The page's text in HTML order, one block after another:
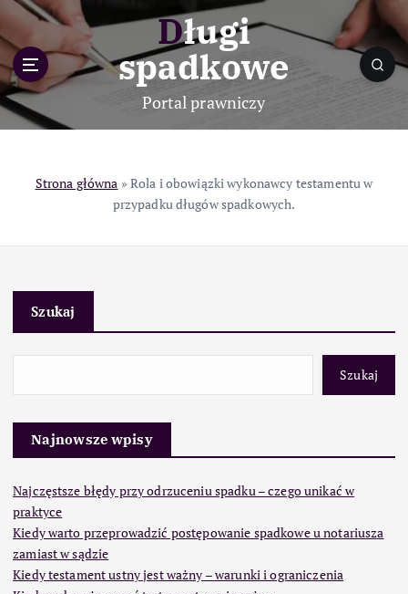
p
o
c
Długi
spadkowe
Portal prawniczy
Strona główna » Rola i obowiązki wykonawcy testamentu w
przypadku długów spadkowych.
Szukaj
Szukaj
Najnowsze wpisy
Najczęstsze błędy przy odrzuceniu spadku – czego unikać w
praktyce
Kiedy warto przeprowadzić postępowanie spadkowe u notariusza
zamiast w sądzie
Kiedy testament ustny jest ważny – warunki i ograniczenia